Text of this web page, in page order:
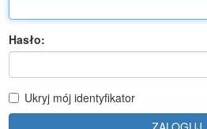
Hasło:
Ukryj mój identyfikator